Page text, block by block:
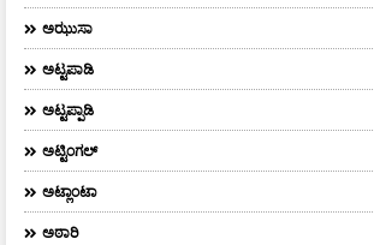
ಅಝುಸಾ
ಅಟ್ಟಪಾಡಿ
ಅಟ್ಟಪ್ಪಾಡಿ
ಅಟ್ಟಿಂಗಲ್
ಅಟ್ಲಾಂಟಾ
ಅಠಾರಿ